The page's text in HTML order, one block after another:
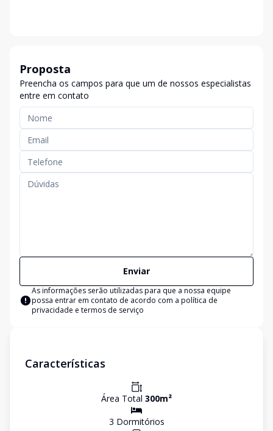
Proposta
Preencha os campos para que um de nossos especialistas
entre em contato
Enviar
As informações serão utilizadas para que a nossa equipe
possa entrar em contato de acordo com a política de
privacidade e termos de serviço
Características
Área Total 300m²
3 Dormitórios